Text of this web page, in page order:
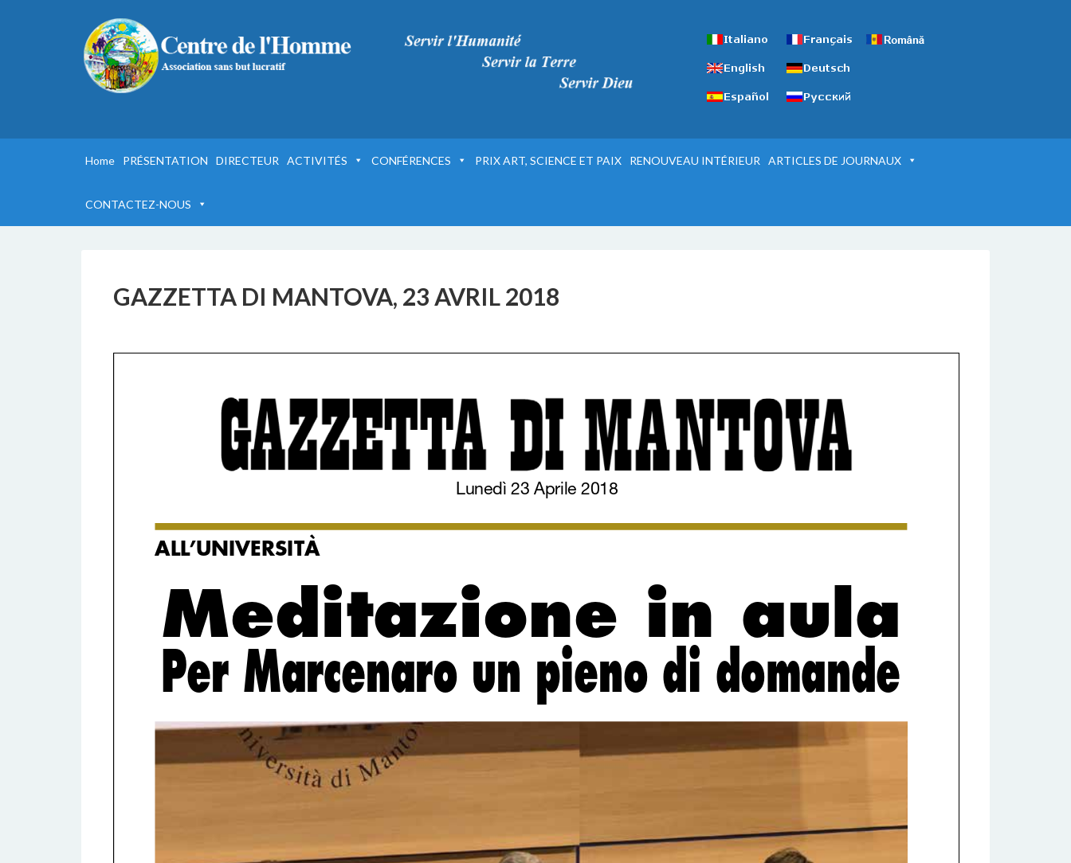
Home PRÉSENTATION DIRECTEUR ACTIVITÉS CONFÉRENCES PRIX ART, SCIENCE ET PAIX RENOUVEAU INTÉRIEUR ARTICLES DE JOURNAUX
CONTACTEZ-NOUS
GAZZETTA DI MANTOVA, 23 AVRIL 2018